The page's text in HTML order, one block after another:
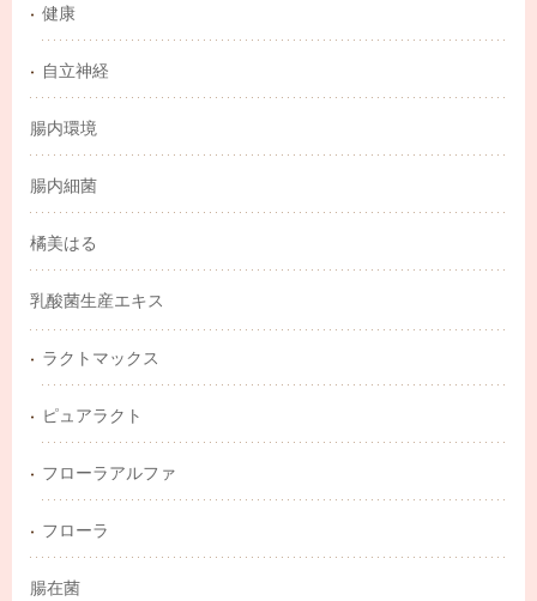
健康
自立神経
腸内環境
腸内細菌
橘美はる
乳酸菌生産エキス
ラクトマックス
ピュアラクト
フローラアルファ
フローラ
腸在菌